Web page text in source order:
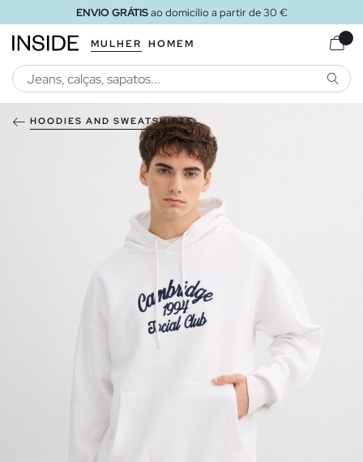
ENVIO GRÁTISao domicílio a partir de 30 €
MULHER HOMEM
HOODIES AND SWEATSHIRTS